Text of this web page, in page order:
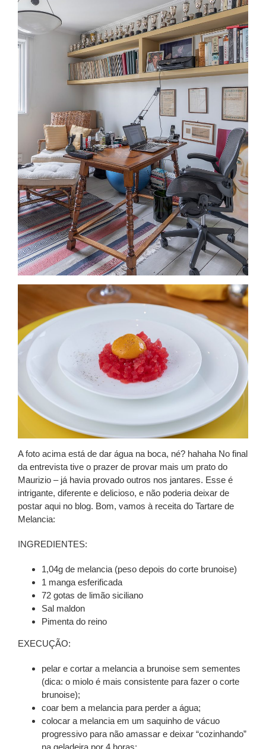
A foto acima está de dar água na boca, né? hahaha No final
da entrevista tive o prazer de provar mais um prato do
Maurizio – já havia provado outros nos jantares. Esse é
intrigante, diferente e delicioso, e não poderia deixar de
postar aqui no blog. Bom, vamos à receita do Tartare de
Melancia:
INGREDIENTES:
1,04g de melancia (peso depois do corte brunoise)
1 manga esferificada
72 gotas de limão siciliano
Sal maldon
Pimenta do reino
EXECUÇÃO:
pelar e cortar a melancia a brunoise sem sementes
(dica: o miolo é mais consistente para fazer o corte
brunoise);
coar bem a melancia para perder a água;
colocar a melancia em um saquinho de vácuo
progressivo para não amassar e deixar “cozinhando”
na geladeira por 4 horas;